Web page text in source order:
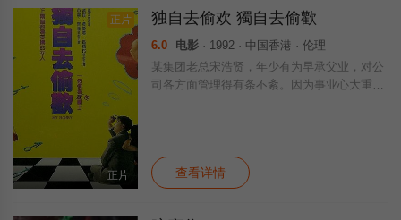
正片
正片
独自去偷欢 獨自去偷歡
6.0 电影 · 1992 · 中国香港 · 伦理
某集团老总宋浩贤，年少有为早承父业，对公
司各方面管理得有条不紊。因为事业心大重无
查看详情